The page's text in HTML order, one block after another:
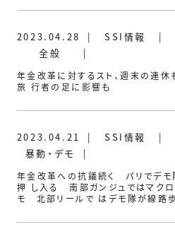
2023.04.28 | SSI情報 |
全般
|
年金改革に対するスト、週末の連
旅 行者の足に影響も
2023.04.21 | SSI情報 |
暴動・デモ
|
年金改革への抗議続く パリでデ
押 し入る 南部ガンジュではマク
モ 北部リールで はデモ隊が線路